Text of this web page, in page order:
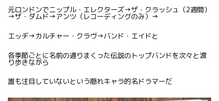
元ロンドンでニップル・エレクターズ→ザ・クラッシュ（2週間）
→ザ・ダムド→アンツ（レコーディングのみ）→
エッヂ→カルチャー・クラヴ→バンド・エイドと
各季節ごとに名前の通りまくった伝説のトップバンドを次々と渡
り歩きながら
誰も注目していないという隠れキャラ的名ドラマーだ